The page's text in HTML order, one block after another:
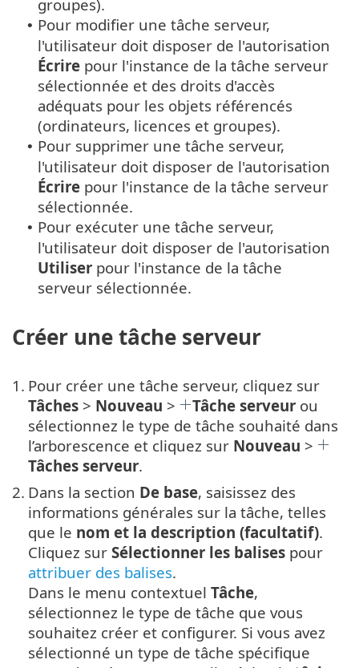
groupes).
• Pour modifier une tâche serveur,
l'utilisateur doit disposer de l'autorisation
Écrire pour l'instance de la tâche serveur
sélectionnée et des droits d'accès
adéquats pour les objets référencés
(ordinateurs, licences et groupes).
• Pour supprimer une tâche serveur,
l'utilisateur doit disposer de l'autorisation
Écrire pour l'instance de la tâche serveur
sélectionnée.
• Pour exécuter une tâche serveur,
l'utilisateur doit disposer de l'autorisation
Utiliser pour l'instance de la tâche
serveur sélectionnée.
Créer une tâche serveur
1. Pour créer une tâche serveur, cliquez sur
Tâches > Nouveau > Tâche serveur ou
sélectionnez le type de tâche souhaité dans
l’arborescence et cliquez sur Nouveau >
Tâches serveur.
2. Dans la section De base, saisissez des
informations générales sur la tâche, telles
que le nom et la description (facultatif).
Cliquez sur Sélectionner les balises pour
attribuer des balises.
Dans le menu contextuel Tâche,
sélectionnez le type de tâche que vous
souhaitez créer et configurer. Si vous avez
sélectionné un type de tâche spécifique